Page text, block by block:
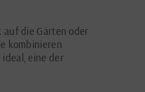
auf die Gärten oder
kombinieren
eine der